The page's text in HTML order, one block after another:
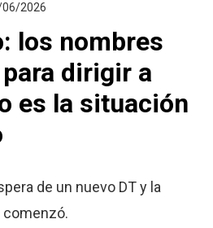
2026
los nombres
dirigir a
es la situación
de un nuevo DT y la
comenzó.